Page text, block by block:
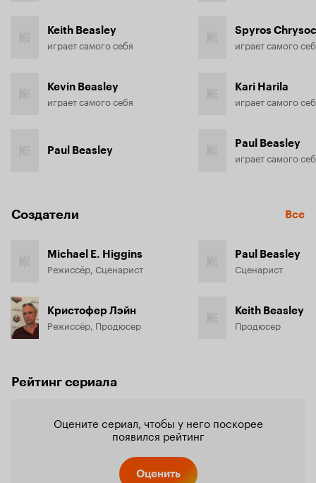
Keith Beasley
играет самого себя
Kevin Beasley
играет самого себя
Paul Beasley
Spyros
Kari Harila
Paul Beasley
играет самого
Создатели Все
Michael E. Higgins
Режиссёр, Сценарист
Кристофер Лэйн
Режиссёр, Продюсер
Paul Beasley
Сценарист
Keith Beasley
Продюсер
Рейтинг сериала
Оцените сериал, чтобы у него поскорее
появился рейтинг
Оценить